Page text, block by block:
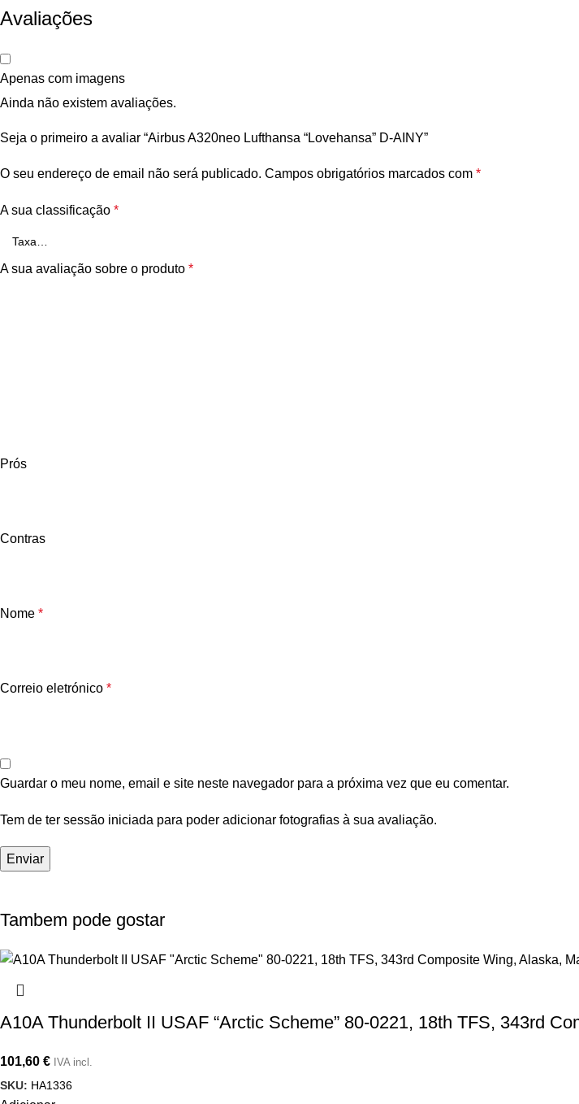
Avaliações
Apenas com imagens
Ainda não existem avaliações.
Seja o primeiro a avaliar “Airbus A320neo Lufthansa “Lovehansa” D-AINY”
O seu endereço de email não será publicado. Campos obrigatórios marcados com *
A sua classificação *
A sua avaliação sobre o produto *
Prós
Contras
Nome *
Correio eletrónico *
Guardar o meu nome, email e site neste navegador para a próxima vez que eu comentar.
Tem de ter sessão iniciada para poder adicionar fotografias à sua avaliação.
Tambem pode gostar
A10A Thunderbolt II USAF “Arctic Scheme” 80-0221, 18th TFS, 343rd
101,60 € IVA incl.
SKU: HA1336